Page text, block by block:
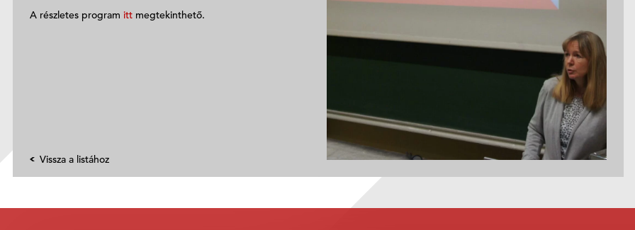
A részletes program itt megtekinthető.
Vissza a listához